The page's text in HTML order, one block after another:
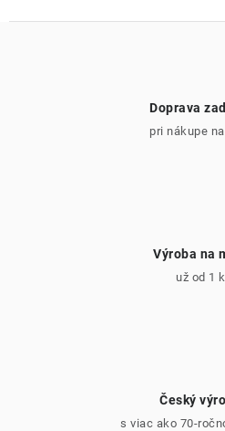
Doprava
pri nákupe
Výroba na
už od 1
Český
s viac ako 70-